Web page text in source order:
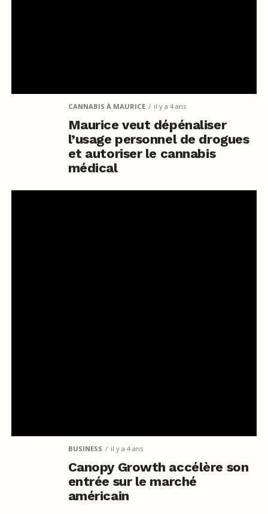
CANNABIS À MAURICE il y a 4 ans
Maurice veut dépénaliser
l’usage personnel de drogues
et autoriser le cannabis
médical
BUSINESS il y a 4 ans
Canopy Growth accélère son
entrée sur le marché
américain